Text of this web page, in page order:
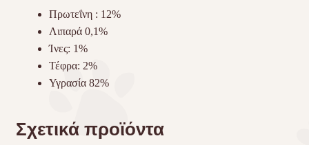
Πρωτεΐνη : 12%
Λιπαρά 0,1%
Ίνες: 1%
Τέφρα: 2%
Υγρασία 82%
Σχετικά προϊόντα